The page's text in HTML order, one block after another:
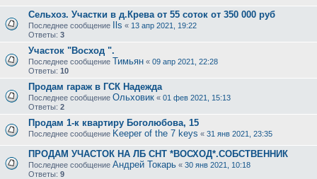
Сельхоз. Участки в д.Крева от 55 соток от 350 000 руб
Последнее сообщение Ils « 13 апр 2021, 19:22
Ответы: 3
Участок "Восход ".
Последнее сообщение Тимьян « 09 апр 2021, 22:28
Ответы: 10
Продам гараж в ГСК Надежда
Последнее сообщение Ольховик « 01 фев 2021, 15:13
Ответы: 2
Продам 1-к квартиру Боголюбова, 15
Последнее сообщение Keeper of the 7 keys « 31 янв 2021, 23:35
ПРОДАМ УЧАСТОК НА ЛБ СНТ *ВОСХОД*.СОБСТВЕННИК
Последнее сообщение Андрей Токарь « 30 янв 2021, 10:18
Ответы: 9